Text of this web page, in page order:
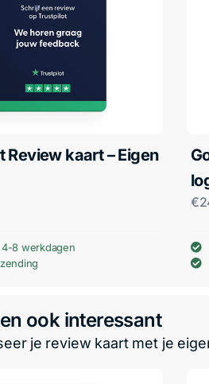
Review kaart – Eigen
4-8 werkdagen
€
ook interessant
je review kaart met je